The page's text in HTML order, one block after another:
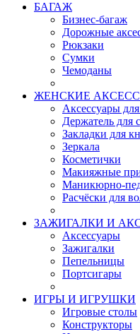
БАГАЖ
Бизнес-багаж
Дорожные
Рюкзаки
Сумки
Чемоданы
ЖЕНСКИЕ
Аксессуары
Держатель для
Закладки для
Зеркала
Косметички
Макияжные
Маникюрно-
Расчёски для
ЗАЖИГАЛКИ И
Аксессуары
Зажигалки
Пепельницы
Портсигары
ИГРЫ И ИГРУШКИ
Игровые столы
Конструкторы